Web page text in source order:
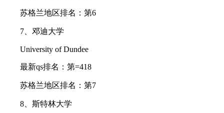
苏格兰地区排名：第6
7、邓迪大学
University of Dundee
最新qs排名：第=418
苏格兰地区排名：第7
8、斯特林大学